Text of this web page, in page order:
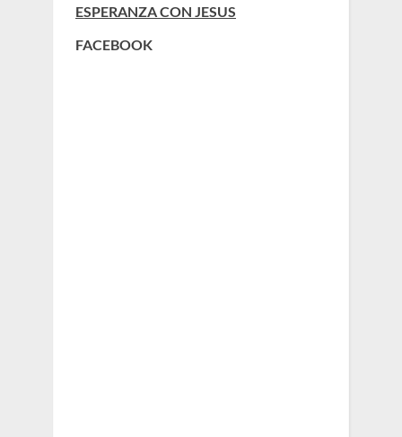
ESPERANZA CON JESUS
FACEBOOK